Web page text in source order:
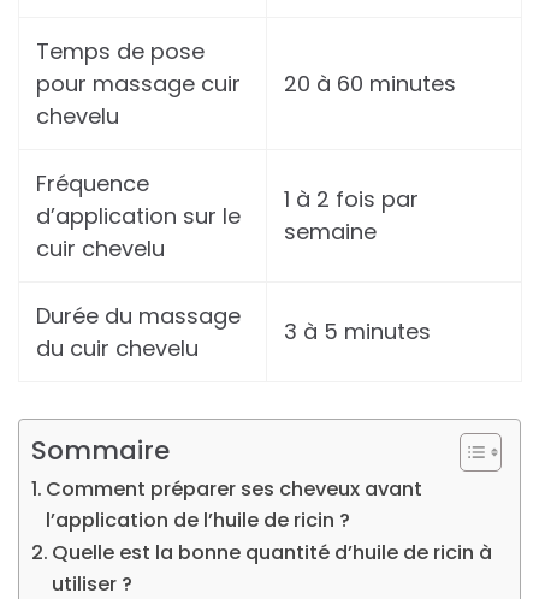
Temps de pose
pour massage cuir
chevelu
20 à 60 minutes
Fréquence
d’application sur le
cuir chevelu
1 à 2 fois par
semaine
Durée du massage
du cuir chevelu
3 à 5 minutes
Sommaire
Comment préparer ses cheveux avant
l’application de l’huile de ricin ?
Quelle est la bonne quantité d’huile de ricin à
utiliser ?